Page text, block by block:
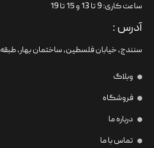
ساعت کاری: 9 تا 13 و 15 تا 19
آدرس :
سنندج، خیابان فلسطین،‌ ساختمان بهار، طبقه2
وبلاگ
فروشگاه
درباره ما
تماس با ما